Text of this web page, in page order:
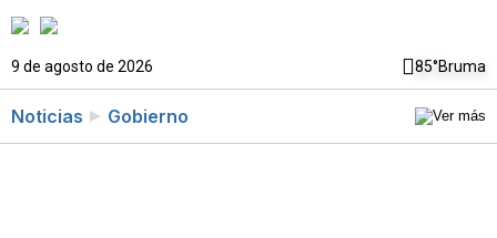
9 de agosto de 2026 85°Bruma
Noticias Gobierno